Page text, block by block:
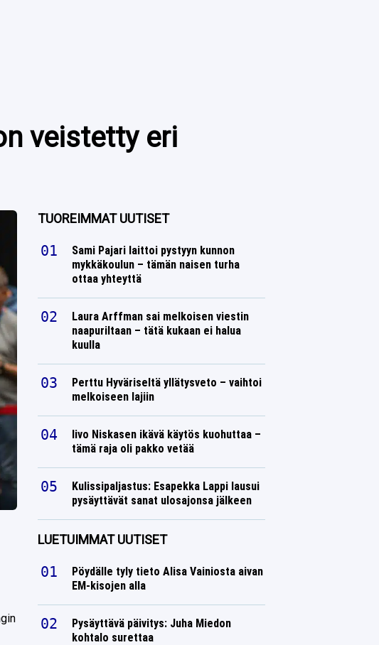
veistetty eri
TUOREIMMAT UUTISET
Sami Pajari laittoi pystyyn kunnon
mykkäkoulun – tämän naisen turha
ottaa yhteyttä
Laura Arffman sai melkoisen viestin
naapuriltaan – tätä kukaan ei halua
kuulla
Perttu Hyväriseltä yllätysveto – vaihtoi
melkoiseen lajiin
Iivo Niskasen ikävä käytös kuohuttaa –
tämä raja oli pakko vetää
Kulissipaljastus: Esapekka Lappi lausui
pysäyttävät sanat ulosajonsa jälkeen
LUETUIMMAT UUTISET
Pöydälle tyly tieto Alisa Vainiosta aivan
EM-kisojen alla
Pysäyttävä päivitys: Juha Miedon
kohtalo surettaa